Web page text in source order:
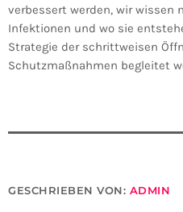
verbessert werden, wir wissen
Infektionen und wo sie
Strategie der schrittweisen
Schutzmaßnahmen begleitet
GESCHRIEBEN VON: ADMIN